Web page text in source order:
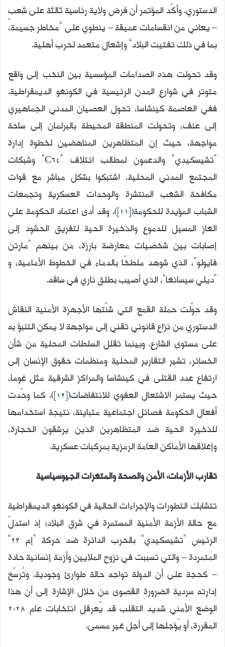
الدستوري. وأكّد المؤتمر أن فرض ولاية رئاسية ثالثة على شعبٍ
– يعاني من انقسامات عميقة – ينطوي على “مخاطر جسيمة،
بما في ذلك تفتيت البلاد” وإشعال متعمد لحرب أهلية.
وقد تحولت هذه الصدامات المؤسسية بين النخب إلى واقع
متوتر في شوارع المدن الرئيسية في الكونغو الديمقراطية.
ففي العاصمة كينشاسا، تحول العصيان المدني الجماهيري
إلى عنف، وتحولت المنطقة المحيطة بالبرلمان إلى ساحة
مواجهة، حيث إن المتظاهرين المناهضين لخطوة إدارة
“تشيسكيدي” والدعمون لمطالب ائتلاف “C64” وشبكات
المجتمع المدني المحلية، اشتبكوا بشكل مباشر مع قوات
مكافحة الشغب المنتشرة والوحدات العسكرية وتجمعات
الشباب المؤيدة للحكومة([11]
). وقد أدى اعتماد الحكومة على
الغاز المسيل للدموع والذخيرة الحية لتفريق الحشود إلى
إصابات بين شخصيات معارضة بارزة، من بينهم “مارتن
فايولو”، الذي شوهد ملطخًا بالدماء في الخطوط الأمامية، و
“ديلي سيسانغا”، الذي أصيب بطلق ناري في ساقه.
وقد حوّلت حملة القمع التي شنّتها الأجهزة الأمنية النقاش
الدستوري من نزاع قانوني تقني إلى مواجهة لا يمكن التنبؤ به
على مستوى الشارع. وبينما تقلل السلطات المحلية من شأن
الخسائر، تشير التقارير المحلية ومنظمات حقوق الإنسان إلى
ارتفاع عدد القتلى في كينشاسا والمراكز الشرقية مثل غوما،
حيث يستمر الاشتعال العفوي للانتفاضات([12]
). كما وحّدت
أفعال الحكومة فصائل اجتماعية متباينة، نتيجة استخدامها
للذخيرة الحية ضد المتظاهرين الذين يرشقون الحجارة،
وإغلاقها الأماكن العامة الرمزية بمركبات عسكرية.
تقارب الأزمات: الأمن والصحة والمتغرات الجيوسياسية
تتشابك التطورات والإجراءات الحالية في الكونغو الديمقراطية
مع حالة الأزمة الأمنية المستمرة في شرق البلاد؛ إذ استدلّ
الرئيس “تشيسكيدي” بالحرب الدائرة ضد حركة “إم 23”
المتمردة – والتي تسببت في نزوح الملايين وأزمة إنسانية حادة
– كحجة على أن الدولة تواجه حالة طوارئ وجودية. وتُرسّخ
إدارته سردية الضرورة القصوى من خلال الإشارة إلى أن هذا
الوضع الأمني ​​شديد التقلب قد يُعرقل انتخابات عام 2028
المقررة، أو يُؤجلها إلى أجل غير مسمى.